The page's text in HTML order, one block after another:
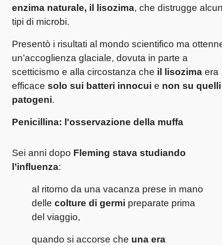
enzima naturale, il lisozima, che distrugge
tipi di microbi.
Presentò i risultati al mondo scientifico ma
un’accoglienza glaciale, dovuta in parte a
scetticismo e alla circostanza che il lisozima era
efficace solo sui batteri innocui e non su quelli
patogeni.
Penicillina: l'osservazione della muffa
Sei anni dopo Fleming stava studiando
l’influenza:
al ritorno da una vacanza prese in mano
delle colture di germi preparate prima
del viaggio,
quando si accorse che una era